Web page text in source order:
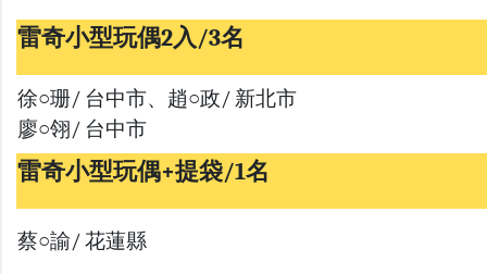
雷奇小型玩偶2入/3名
徐○珊/ 台中市、趙○政/ 新北市
廖○翎/ 台中市
雷奇小型玩偶+提袋/1名
蔡○諭/ 花蓮縣